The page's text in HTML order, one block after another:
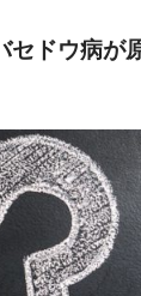
セドウ病が